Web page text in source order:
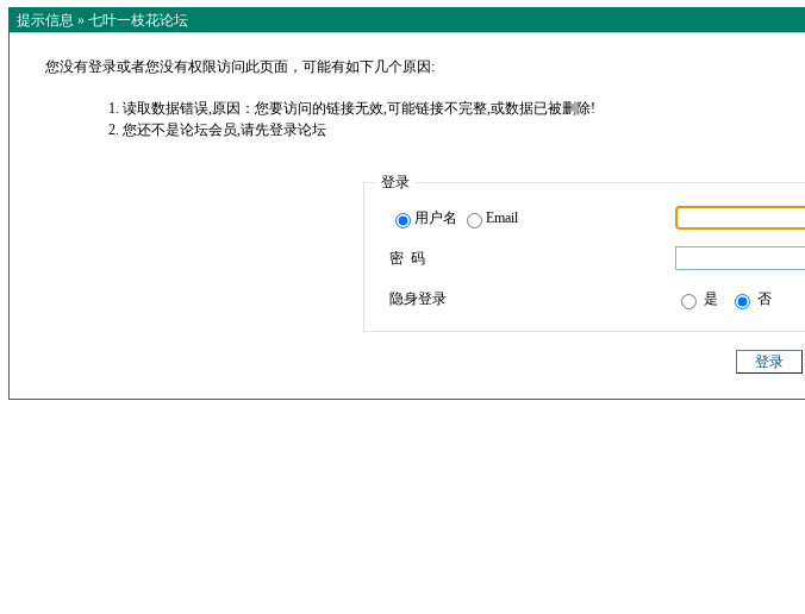
提示信息 » 七叶一枝花论坛
您没有登录或者您没有权限访问此页面，可能有如下几个原因:
读取数据错误,原因：您要访问的链接无效,可能链接不完整,或数据已被删除!
您还不是论坛会员,请先登录论坛
登录
用户名 Email
密 码
隐身登录 是 否